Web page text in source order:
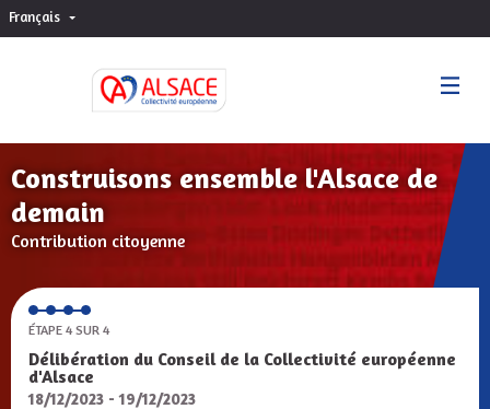
Français Choisir la langue
Construisons ensemble l'Alsace de
demain
Contribution citoyenne
ÉTAPE 4 SUR 4
Délibération du Conseil de la Collectivité européenne
d'Alsace
18/12/2023 - 19/12/2023